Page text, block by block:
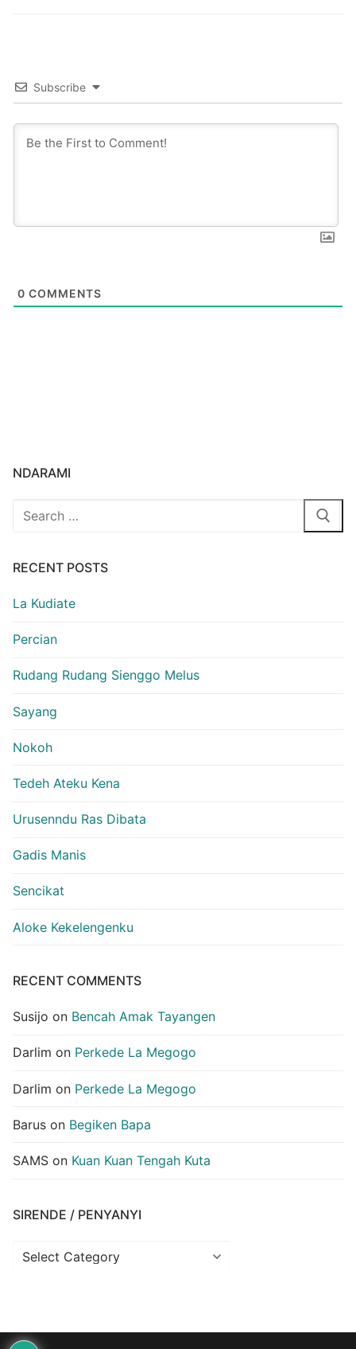
Subscribe
0 COMMENTS
NDARAMI
Search
RECENT POSTS
La Kudiate
Percian
Rudang Rudang Sienggo Melus
Sayang
Nokoh
Tedeh Ateku Kena
Urusenndu Ras Dibata
Gadis Manis
Sencikat
Aloke Kekelengenku
RECENT COMMENTS
Susijo on Bencah Amak Tayangen
Darlim on Perkede La Megogo
Darlim on Perkede La Megogo
Barus on Begiken Bapa
SAMS on Kuan Kuan Tengah Kuta
SIRENDE / PENYANYI
Sirende